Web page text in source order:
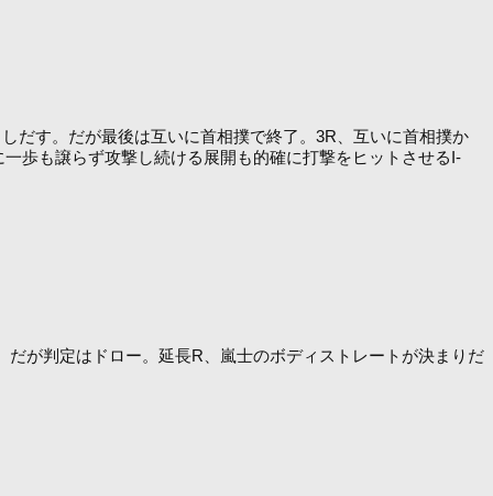
す。だが最後は互いに首相撲で終了。3R、互いに首相撲か
歩も譲らず攻撃し続ける展開も的確に打撃をヒットさせるI-
が判定はドロー。延長R、嵐士のボディストレートが決まりだ